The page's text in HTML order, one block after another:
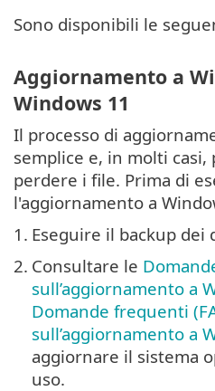
Sono disponibili le
Aggiornamento a
Windows 11
Il processo di
semplice e, in molti casi,
perdere i file. Prima di
l'aggiornamento a
1. Eseguire il backup
2. Consultare le
sull’aggiornamento a
Domande frequenti
sull’aggiornamento a
aggiornare il sistema
uso.